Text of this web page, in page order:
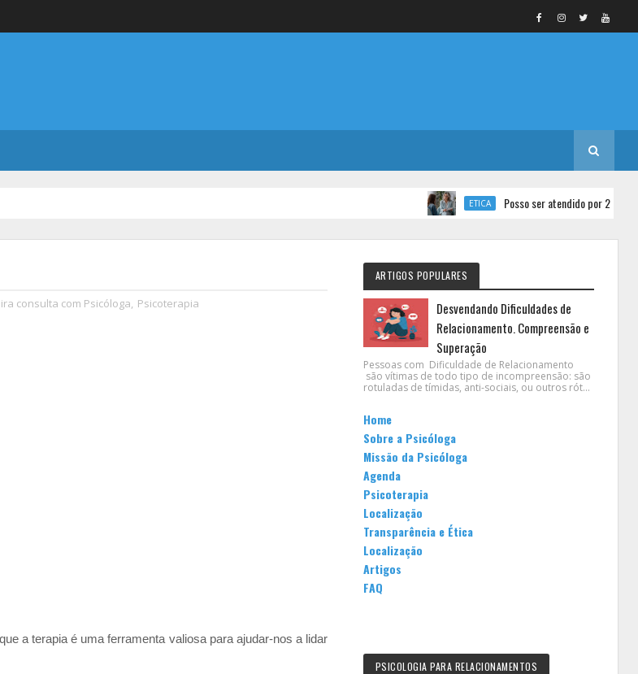
ETICA Posso ser atendido por 2 psicólogos ao
consulta com Psicóloga, Psicoterapia
a terapia é uma ferramenta valiosa para ajudar-nos a lidar
ARTIGOS POPULARES
Desvendando Dificuldades de
Relacionamento. Compreensão e
Superação
Pessoas com Dificuldade de Relacionamento
são vítimas de todo tipo de incompreensão: são
rotuladas de tímidas, anti-sociais, ou outros rót...
Home
Sobre a Psicóloga
Missão da Psicóloga
Agenda
Psicoterapia
Localização
Transparência e Ética
Localização
Artigos
FAQ
PSICOLOGIA PARA RELACIONAMENTOS